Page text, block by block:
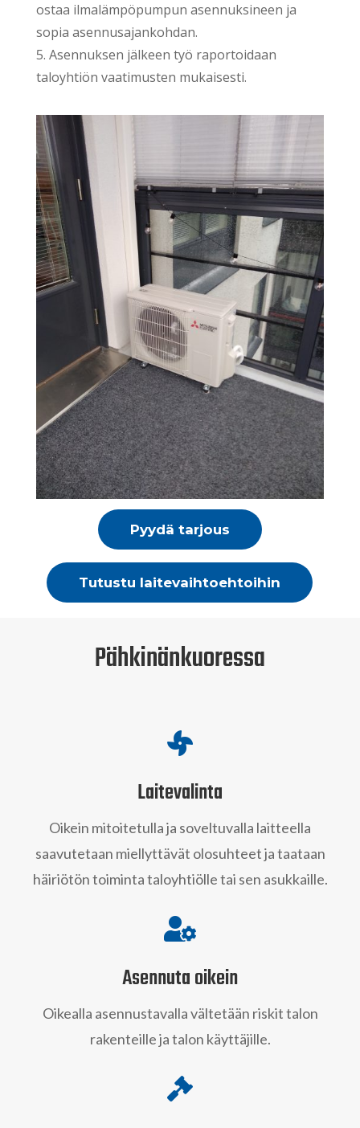
ostaa ilmalämpöpumpun asennuksineen ja
sopia asennusajankohdan.
5. Asennuksen jälkeen työ raportoidaan
taloyhtiön vaatimusten mukaisesti.
Pyydä tarjous
Tutustu laitevaihtoehtoihin
Pähkinänkuoressa

Laitevalinta
Oikein mitoitetulla ja soveltuvalla laitteella
saavutetaan miellyttävät olosuhteet ja taataan
häiriötön toiminta taloyhtiölle tai sen asukkaille.

Asennuta oikein
Oikealla asennustavalla vältetään riskit talon
rakenteille ja talon käyttäjille.
